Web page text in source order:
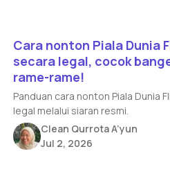
Cara nonton Piala Dunia
secara legal, cocok
rame-rame!
Panduan cara nonton Piala Dunia
legal melalui siaran resmi.
Clean Qurrota A’yun
Jul 2, 2026